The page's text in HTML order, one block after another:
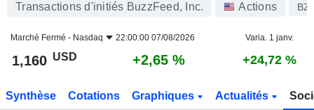
Transactions d'initiés BuzzFeed, Inc. Actions
Marché Fermé - Nasdaq 22:00:00 07/08/2026 Varia. 1 janv.
1,160 USD +2,65 % +24,72 %
Synthèse Cotations Graphiques Actualités